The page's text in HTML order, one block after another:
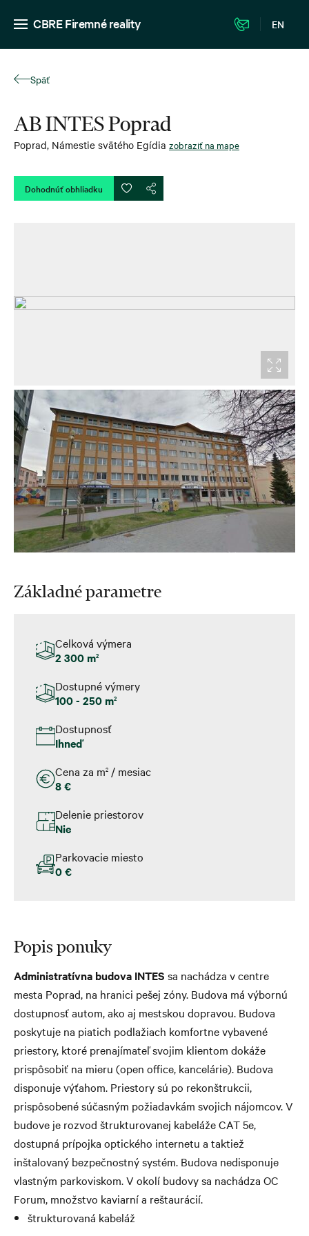
CBRE Firemné reality EN
Späť
AB INTES Poprad
Poprad, Námestie svätého Egídia zobraziť na mape
Dohodnúť obhliadku
Základné parametre
Celková výmera
2 300 m2
Dostupné výmery
100 - 250 m2
Dostupnosť
Ihneď
Cena za m2 / mesiac
8 €
Delenie priestorov
Nie
Parkovacie miesto
0 €
Popis ponuky
Administratívna budova INTES sa nachádza v centre
mesta Poprad, na hranici pešej zóny. Budova má výbornú
dostupnosť autom, ako aj mestskou dopravou. Budova
poskytuje na piatich podlažiach komfortne vybavené
priestory, ktoré prenajímateľ svojim klientom dokáže
prispôsobiť na mieru (open office, kancelárie). Budova
disponuje výťahom. Priestory sú po rekonštrukcii,
prispôsobené súčasným požiadavkám svojich nájomcov. V
budove je rozvod štrukturovanej kabeláže CAT 5e,
dostupná prípojka optického internetu a taktiež
inštalovaný bezpečnostný systém. Budova nedisponuje
vlastným parkoviskom. V okolí budovy sa nachádza OC
Forum, množstvo kaviarní a reštaurácií.
štrukturovaná kabeláž